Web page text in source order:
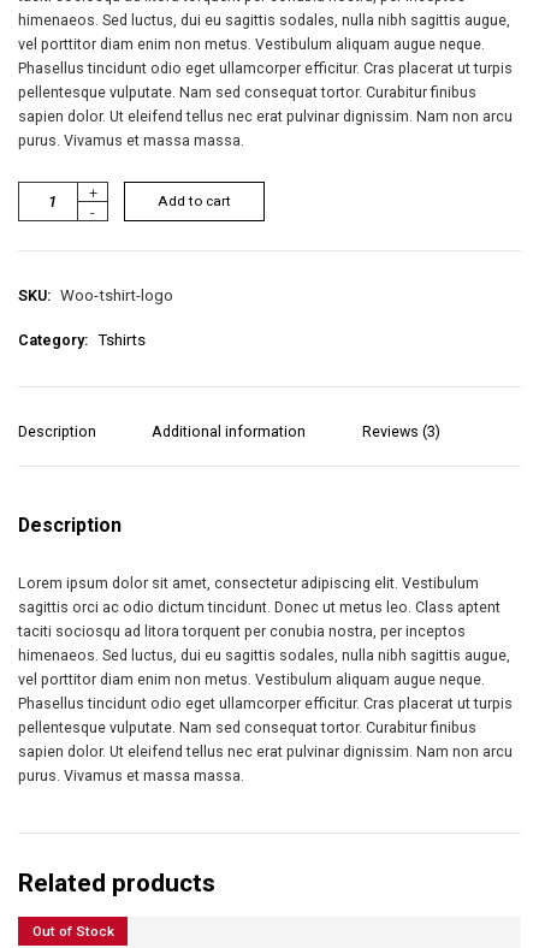
himenaeos. Sed luctus, dui eu sagittis sodales, nulla nibh sagittis augue,
vel porttitor diam enim non metus. Vestibulum aliquam augue neque.
Phasellus tincidunt odio eget ullamcorper efficitur. Cras placerat ut turpis
pellentesque vulputate. Nam sed consequat tortor. Curabitur finibus
sapien dolor. Ut eleifend tellus nec erat pulvinar dignissim. Nam non arcu
purus. Vivamus et massa massa.
+
-
Add to cart
SKU: Woo-tshirt-logo
Category: Tshirts
Description Additional information Reviews (3)
Description
Lorem ipsum dolor sit amet, consectetur adipiscing elit. Vestibulum
sagittis orci ac odio dictum tincidunt. Donec ut metus leo. Class aptent
taciti sociosqu ad litora torquent per conubia nostra, per inceptos
himenaeos. Sed luctus, dui eu sagittis sodales, nulla nibh sagittis augue,
vel porttitor diam enim non metus. Vestibulum aliquam augue neque.
Phasellus tincidunt odio eget ullamcorper efficitur. Cras placerat ut turpis
pellentesque vulputate. Nam sed consequat tortor. Curabitur finibus
sapien dolor. Ut eleifend tellus nec erat pulvinar dignissim. Nam non arcu
purus. Vivamus et massa massa.
Related products
Out of Stock